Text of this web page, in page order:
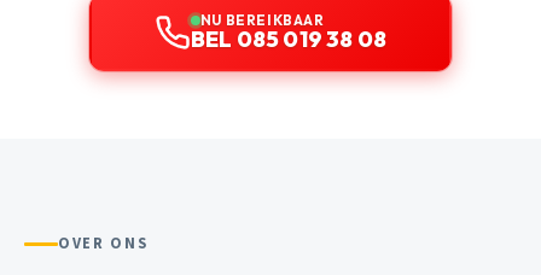
NU BEREIKBAAR
BEL 085 019 38 08
OVER ONS